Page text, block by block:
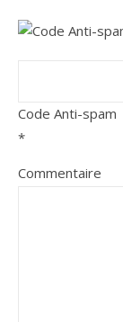
Code Anti-spam
*
Commentaire